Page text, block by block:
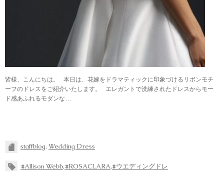
皆様、こんにちは。 本日は、花嫁をドラマティックに印象づけるリボンモチ
ーフのドレスをご紹介いたします。 エレガントで洗練されたドレスからモー
ド感あふれるモダンな…
staffblog, Wedding Dress
#Allison Webb,#ROSACLARA,#ウエディングドレ